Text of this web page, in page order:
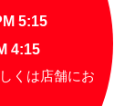
5:15
4:15
くは店舗にお